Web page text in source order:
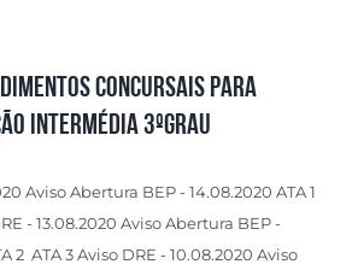
Concursais para
Intermédia 3ºgrau
Aviso Abertura BEP - 14.08.2020 ATA 1
- 13.08.2020 Aviso Abertura BEP -
2 ATA 3 Aviso DRE - 10.08.2020 Aviso